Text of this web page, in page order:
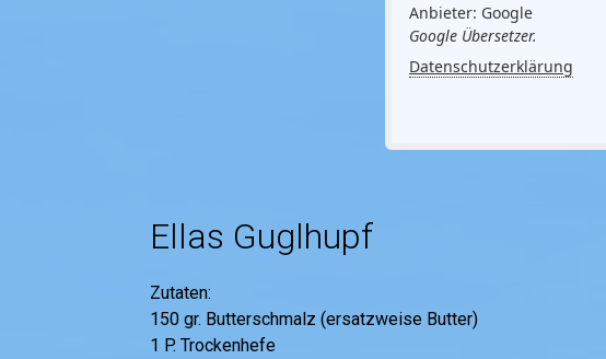
Anbieter: Google
Google Übersetzer.
Datenschutzerklärung
Ellas Guglhupf
Zutaten:
150 gr. Butterschmalz (ersatzweise Butter)
1 P. Trockenhefe